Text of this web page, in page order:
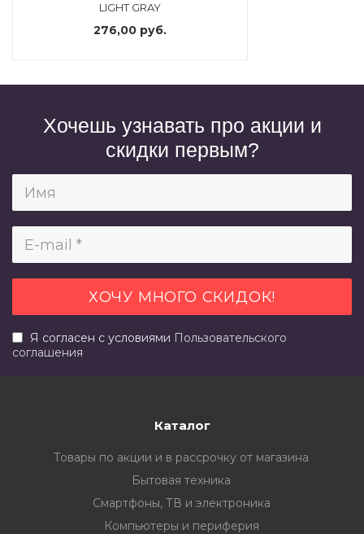
LIGHT GRAY
276,00 руб.
Хочешь узнавать про акции и
скидки первым?
Я согласен с условиями Пользовательского
соглашения
Каталог
Товары по акции и в рассрочку от магазина
Бытовая техника
Смартфоны, ТВ и электроника
Компьютеры и периферия